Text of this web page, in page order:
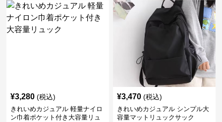
¥3,280 (税込)
きれいめカジュアル 軽量ナイロ
ン巾着ポケット付き大容量リュ
¥3,470 (税込)
きれいめカジュアル シンプル大
容量マットリュックサック